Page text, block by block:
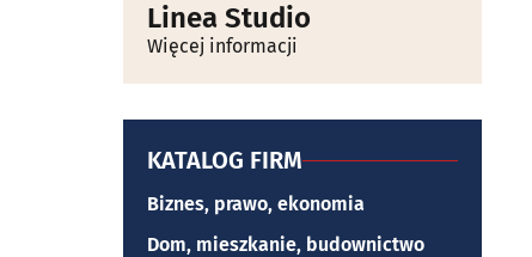
Linea Studio
Więcej informacji
KATALOG FIRM
Biznes, prawo, ekonomia
Dom, mieszkanie, budownictwo